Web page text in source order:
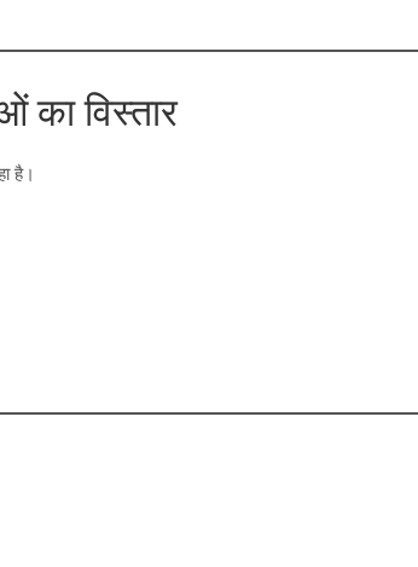
का विस्तार
है।